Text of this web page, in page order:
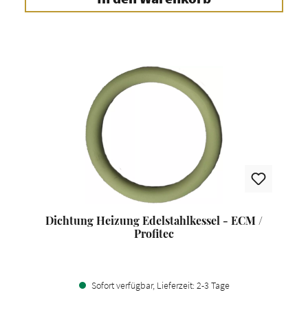
Dichtung Heizung Edelstahlkessel - ECM /
Profitec
Sofort verfügbar, Lieferzeit: 2-3 Tage